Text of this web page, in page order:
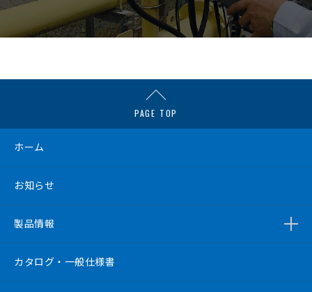
PAGE TOP
ホーム
お知らせ
製品情報
カタログ・一般仕様書